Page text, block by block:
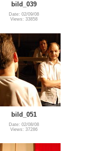
bild_039
Date: 02/09/08
Views: 33858
bild_051
Date: 02/08/08
Views: 37286